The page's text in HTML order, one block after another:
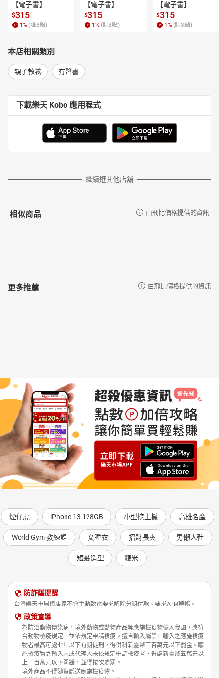
【電子書】
$315
1 % (賺3點)
【電子書】
$315
1 % (賺3點)
【電子書】
$315
1 % (賺3點)
本店相關類別
親子教養 有聲書
下載樂天 Kobo 應用程式
繼續逛其他店舖
相似商品 由飛比價格提供的資訊
更多推薦 由飛比價格提供的資訊
煙仔虎 iPhone 13 128GB 小型挖土機 高雄名產
World Gym 教練課 女睡衣 招財長夾 男懶人鞋
短髮造型 粳米
防詐騙提醒
台灣樂天市場與店家不會主動致電要求解除分期付款、要求ATM轉帳。
政策宣導
為防治動物傳染病，境外動物或動物產品等應施檢疫物輸入我國，應符
合動物檢疫規定，並依規定申請檢疫。擅自輸入屬禁止輸入之應施檢疫
物者最高可處七年以下有期徒刑，得併科新臺幣三百萬元以下罰金。應
施檢疫物之輸入人或代理人未依規定申請檢疫者，得處新臺幣五萬元以
上一百萬元以下罰鍰，並得按次處罰。
境外商品不得隨貨贈送應施檢疫物。